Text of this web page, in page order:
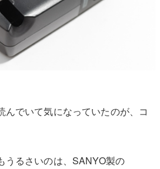
んでいて気になっていたのが、コ
うるさいのは、SANYO製の